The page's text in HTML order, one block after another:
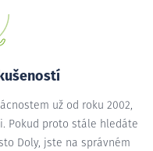
už od roku 2002,
Pokud proto stále hledáte
Doly, jste na správném